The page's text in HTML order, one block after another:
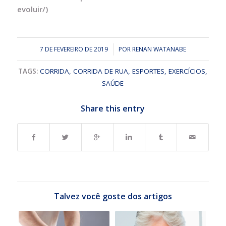
evoluir/)
7 DE FEVEREIRO DE 2019
/ PORRENAN WATANABE
TAGS: CORRIDA,CORRIDA DE RUA,ESPORTES,EXERCÍCIOS,
SAÚDE
Share this entry
Talvez você goste dos artigos